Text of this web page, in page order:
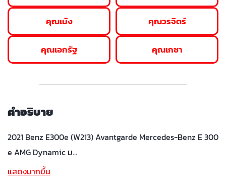
คุณเม้ง
คุณเอกรัฐ
คุณวรจิตร์
คุณเกชา
คำอธิบาย
2021 Benz E300e (W213) Avantgarde Mercedes-Benz E 300
e AMG Dynamic ม…
แสดงมากขึ้น